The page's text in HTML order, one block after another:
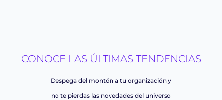
CONOCE LAS ÚLTIMAS TENDENCIAS
Despega del montón a tu organización y
no te pierdas las novedades del universo